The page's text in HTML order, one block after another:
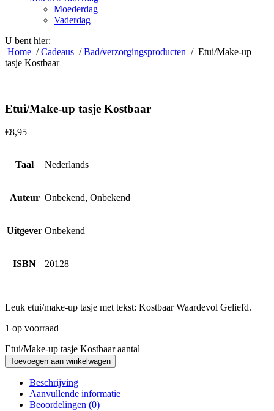
Moederdag
Vaderdag
U bent hier:
Home /Cadeaus /Bad/verzorgingsproducten / Etui/Make-up
tasje Kostbaar
Etui/Make-up tasje Kostbaar
€8,95
Taal Nederlands
Auteur Onbekend, Onbekend
Uitgever Onbekend
ISBN 20128
Leuk etui/make-up tasje met tekst: Kostbaar Waardevol Geliefd.
1 op voorraad
Etui/Make-up tasje Kostbaar aantal
Toevoegen aan winkelwagen
Beschrijving
Aanvullende informatie
Beoordelingen (0)